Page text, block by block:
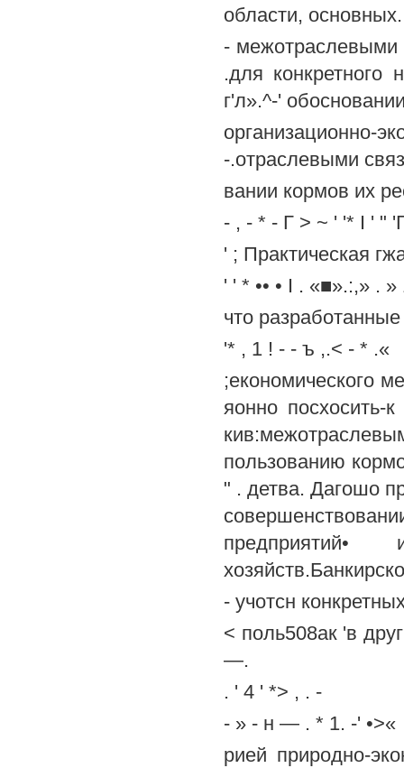
области,
- межотраслевыми
.для конкретного
г'л».^-'
организационно-
-.отраслевыми
вании кормов их
- , - * - Г > ~ ' '* I ' "
' ; Практическая
' ' * •• • I . «■».:,» . »
что
'* , 1 ! - - ъ ,.< - * .«
;економического
яонно посхосить-
пользованию
" . детва. Дагошо
- учотсн
< поль508ак 'в
—.
. ' 4 ' *> , . -
- » - н — . * 1. -' •>«
рией природно-